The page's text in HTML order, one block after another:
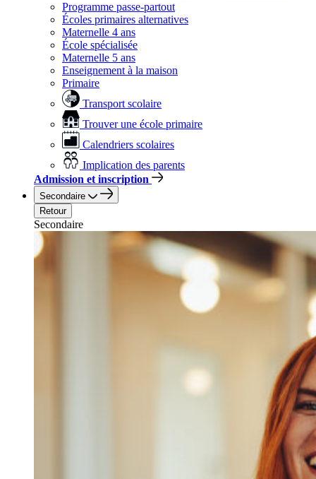
Programme passe-partout
Écoles primaires alternatives
Maternelle 4 ans
École spécialisée
Maternelle 5 ans
Enseignement à la maison
Primaire
Transport scolaire
Trouver une école primaire
Calendriers scolaires
Implication des parents
Admission et inscription
Secondaire
Retour
Secondaire